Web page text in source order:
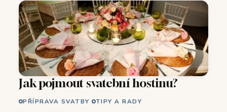
Jak pojmout svatební hostinu?
PŘÍPRAVA SVATBY TIPY A RADY